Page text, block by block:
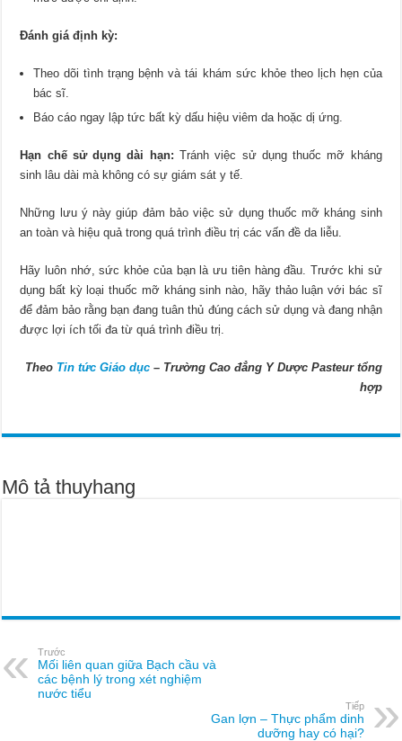
Đánh giá định kỳ:
Theo dõi tình trạng bệnh và tái khám sức khỏe theo lịch hẹn của
bác sĩ.
Báo cáo ngay lập tức bất kỳ dấu hiệu viêm da hoặc dị ứng.
Hạn chế sử dụng dài hạn: Tránh việc sử dụng thuốc mỡ kháng
sinh lâu dài mà không có sự giám sát y tế.
Những lưu ý này giúp đảm bảo việc sử dụng thuốc mỡ kháng sinh
an toàn và hiệu quả trong quá trình điều trị các vấn đề da liễu.
Hãy luôn nhớ, sức khỏe của bạn là ưu tiên hàng đầu. Trước khi sử
dụng bất kỳ loại thuốc mỡ kháng sinh nào, hãy thảo luận với bác sĩ
để đảm bảo rằng bạn đang tuân thủ đúng cách sử dụng và đang nhận
được lợi ích tối đa từ quá trình điều trị.
Theo Tin tức Giáo dục– Trường Cao đẳng Y Dược Pasteur tổng
hợp
Mô tả thuyhang
Trước
Mối liên quan giữa Bạch cầu và
các bệnh lý trong xét nghiệm
nước tiểu
Tiếp
Gan lợn – Thực phẩm dinh
dưỡng hay có hại?